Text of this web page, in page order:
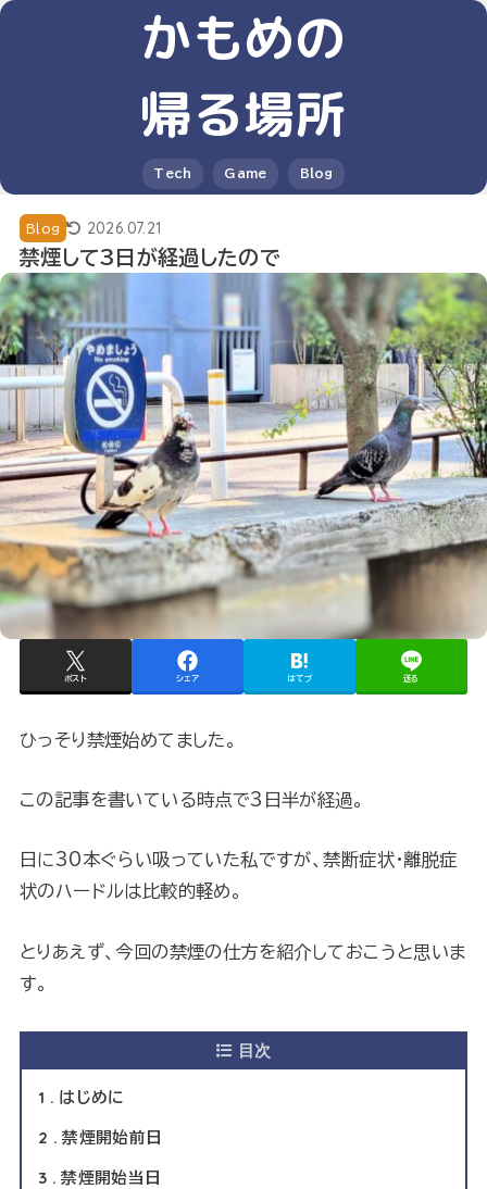
かもめの
帰る場所
Tech Game Blog
Blog 2026.07.21
禁煙して3日が経過したので
ポスト シェア はてブ 送る
ひっそり禁煙始めてました。
この記事を書いている時点で3日半が経過。
日に30本ぐらい吸っていた私ですが、禁断症状・離脱症
状のハードルは比較的軽め。
とりあえず、今回の禁煙の仕方を紹介しておこうと思いま
す。
目次
1 はじめに
2 禁煙開始前日
3 禁煙開始当日